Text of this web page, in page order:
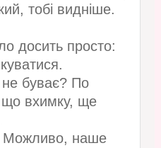
тобі видніше.
досить просто:
буває? По
що вхимку, ще
Можливо, наше